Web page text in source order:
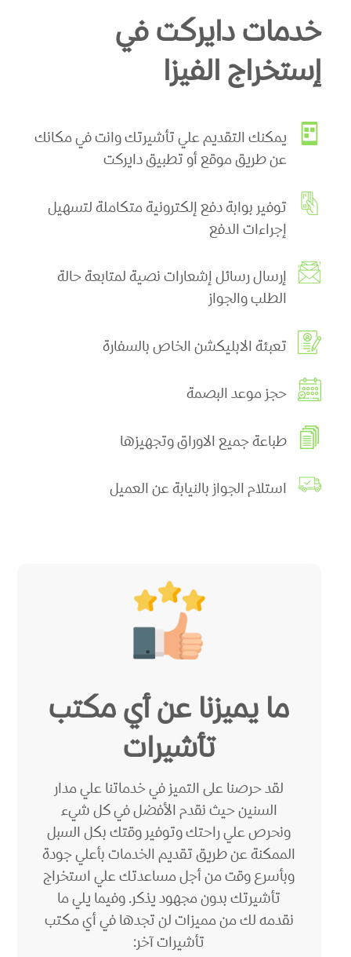
خدمات دايركت في
إستخراج الفيزا
يمكنك التقديم علي تأشيرتك وانت في مكانك
عن طريق موقع أو تطبيق دايركت
توفير بوابة دفع إلكترونية متكاملة لتسهيل
إجراءات الدفع
إرسال رسائل إشعارات نصية لمتابعة حالة
الطلب والجواز
تعبئة الابليكشن الخاص بالسفارة
حجز موعد البصمة
طباعة جميع الاوراق وتجهيزها
استلام الجواز بالنيابة عن العميل
ما يميزنا عن أي مكتب
تأشيرات
لقد حرصنا على التميز في خدماتنا علي مدار
السنين حيث نقدم الأفضل في كل شيء
ونحرص علي راحتك وتوفير وقتك بكل السبل
الممكنة عن طريق تقديم الخدمات بأعلي جودة
وبأسرع وقت من أجل مساعدتك علي استخراج
تأشيرتك بدون مجهود يذكر. وفيما يلي ما
نقدمه لك من مميزات لن تجدها في أي مكتب
تأشيرات آخر: